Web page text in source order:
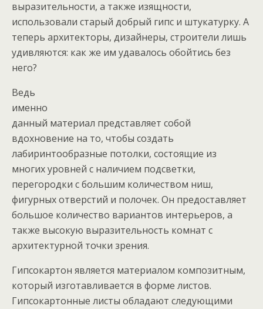
выразительности, а также изящности,
использовали старый добрый гипс и штукатурку. А
теперь архитекторы, дизайнеры, строители лишь
удивляются: как же им удавалось обойтись без
него?
Ведь
именно
данный материал представляет собой
вдохновение на то, чтобы создать
лабиринтообразные потолки, состоящие из
многих уровней с наличием подсветки,
перегородки с большим количеством ниш,
фигурных отверстий и полочек. Он предоставляет
большое количество вариантов интерьеров, а
также высокую выразительность комнат с
архитектурной точки зрения.
Гипсокартон является материалом композитным,
который изготавливается в форме листов.
Гипсокартонные листы обладают следующими